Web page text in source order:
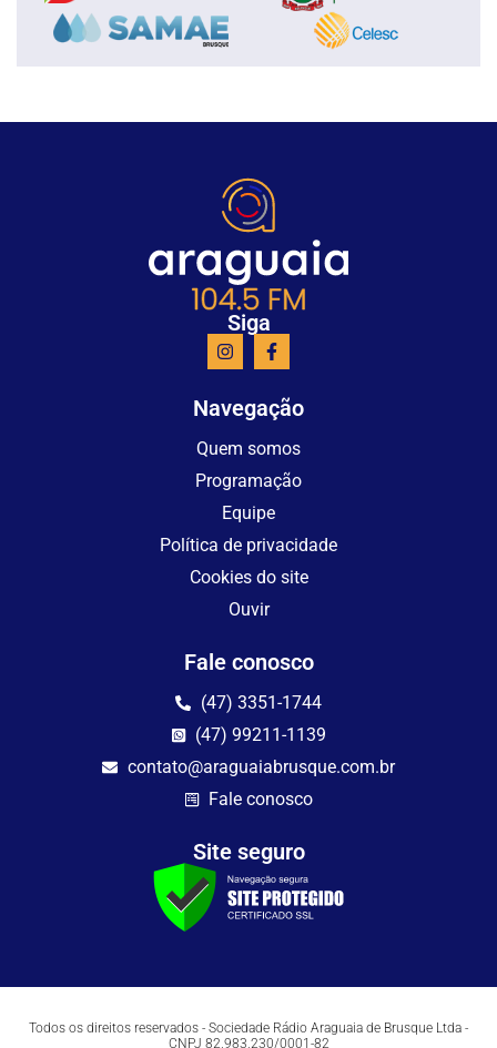
Siga
Navegação
Quem somos
Programação
Equipe
Política de privacidade
Cookies do site
Ouvir
Fale conosco
(47) 3351-1744
(47) 99211-1139
contato@araguaiabrusque.com.br
Fale conosco
Site seguro
Todos os direitos reservados - Sociedade Rádio Araguaia de Brusque Ltda -
CNPJ 82.983.230/0001-82